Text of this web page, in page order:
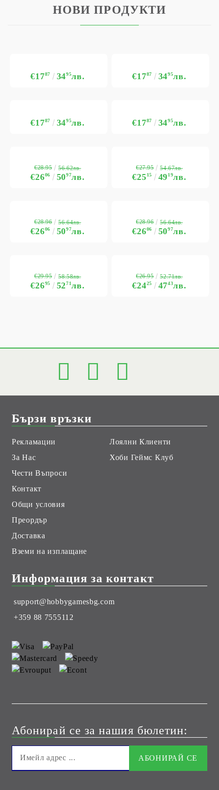
НОВИ ПРОДУКТИ
€1787 3495лв. €1787 3495лв.
€1787 3495лв. €1787 3495лв.
€2606 5097лв.
€28.95 56.62лв.
€2515 4919лв.
€27.95 54.67лв.
€2606 5097лв.
€28.96 56.64лв.
€2606 5097лв.
€28.96 56.64лв.
€2695 5271лв.
€29.95 58.58лв.
€2425 4743лв.
€26.95 52.71лв.
Бързи връзки
Рекламации
За Нас
Чести Въпроси
Контакт
Общи условия
Преордър
Доставка
Вземи на изплащане
Лоялни Клиенти
Хоби Геймс Клуб
Информация за контакт
support@hobbygamesbg.com
+359 88 7555112
Абонирай се за нашия бюлетин: